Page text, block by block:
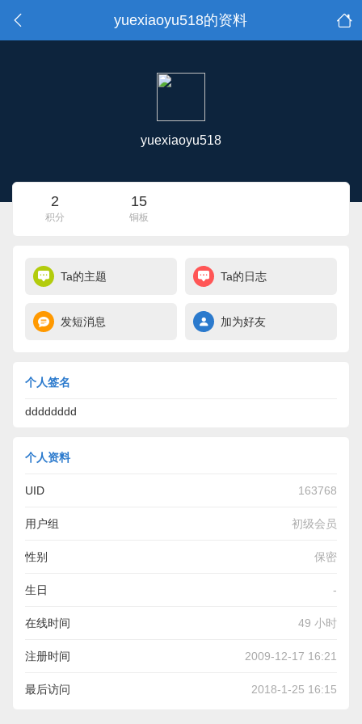
yuexiaoyu518的资料
yuexiaoyu518
2
积分
15
铜板
Ta的主题 Ta的日志
发短消息 加为好友
个人签名
dddddddd
个人资料
UID 163768
用户组 初级会员
性别 保密
生日 -
在线时间 49 小时
注册时间 2009-12-17 16:21
最后访问 2018-1-25 16:15